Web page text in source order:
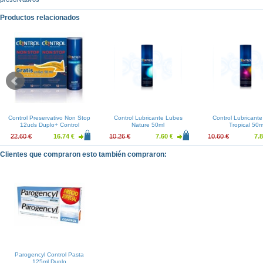
Productos relacionados
Control Preservativo Non Stop
12uds Duplo+ Control
22.60 € 16.74 €
Control Lubricante Lubes
Nature 50ml
10.26 € 7.60 €
Control
Tropical
10.60 €
Clientes que compraron esto también compraron:
Parogencyl Control Pasta
125ml Duplo